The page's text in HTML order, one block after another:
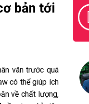
bản tới
vân trước quá
có thể giúp ích
về chất lượng,